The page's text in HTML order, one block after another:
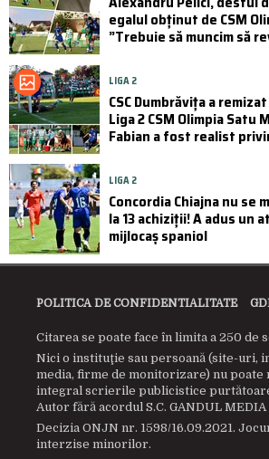
egalul obținut de CSM
”Trebuie să muncim să
LIGA 2
CSC Dumbrăvița a
Liga 2 CSM Olimpia Satu
Fabian a fost realist
LIGA 2
Concordia Chiajna nu se
la 13 achiziții! A adus un
mijlocaș spaniol
POLITICA DE CONFIDENTIALITATE
Citarea se poate face în limita a 250 de
Nici o instituţie sau persoană (site-uri,
media, firme de monitorizare) nu poate
integral scrierile publicistice
Autor fără acordul S.C. GANDUL MEDIA
Decizia ONJN nr. 1598/16.09.2021.
interzise minorilor.